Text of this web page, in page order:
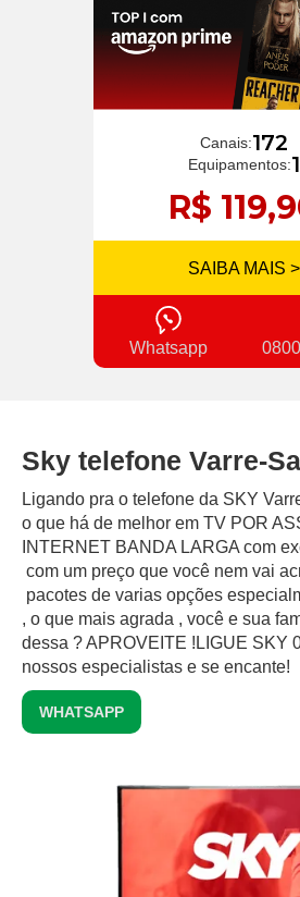
Canais:172
Equipamentos:1
R$
SAIBA MAIS >
Whatsapp
Sky telefone Varre-
Ligando pra o telefone da SKY
o que há de melhor em TV POR
INTERNET BANDA LARGA com
com um preço que você nem vai
pacotes de varias opções
, o que mais agrada , você e sua
dessa ? APROVEITE !LIGUE SKY
nossos especialistas e se encante!
WHATSAPP